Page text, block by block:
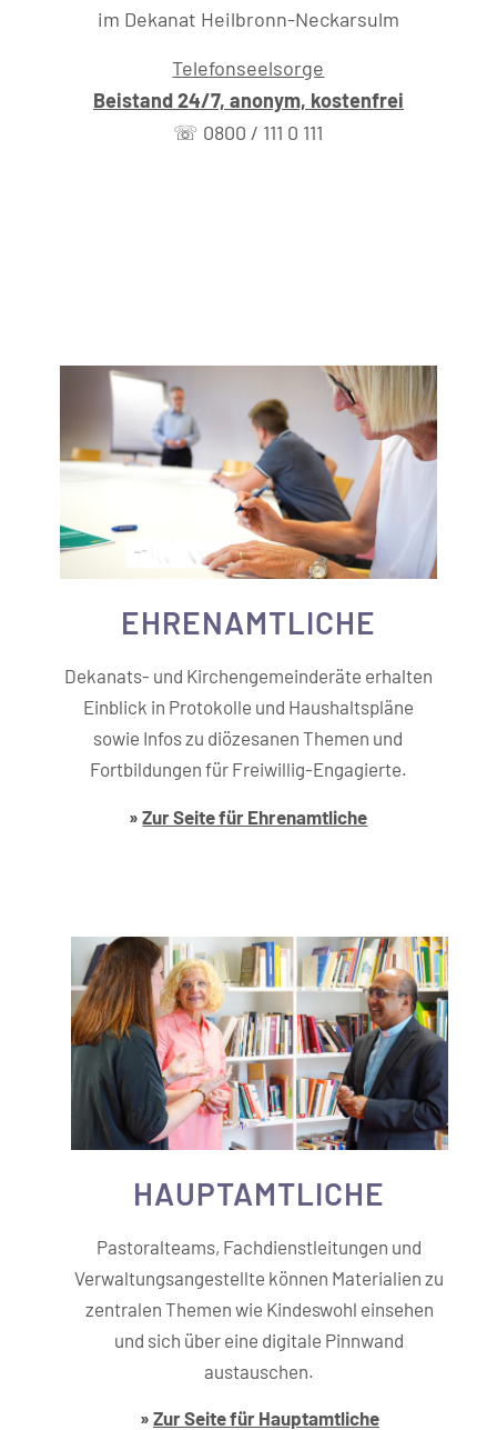
im Dekanat Heilbronn-Neckarsulm
Telefonseelsorge
Beistand 24/7, anonym, kostenfrei
☏ 0800 / 111 0 111
EHREN­AMTLICHE
Dekanats- und Kirchengemeinderäte erhalten
Einblick in Protokolle und Haushaltspläne
sowie Infos zu diözesanen Themen und
Fortbildungen für Freiwillig-Engagierte.
»Zur Seite für Ehrenamtliche
HAUPT­­AMTLICHE
Pastoralteams, Fachdienstleitungen und
Verwaltungsangestellte können Materialien zu
zentralen Themen wie Kindeswohl einsehen
und sich über eine digitale Pinnwand
austauschen.
» Zur Seite für Hauptamtliche